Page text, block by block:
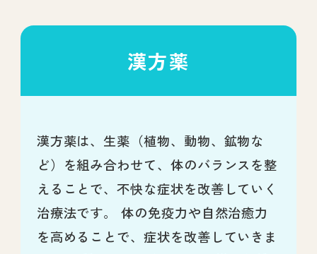
漢方薬
漢方薬は、生薬（植物、動物、鉱物な
ど）を組み合わせて、体のバランスを整
えることで、不快な症状を改善していく
治療法です。 体の免疫力や自然治癒力
を高めることで、症状を改善していきま